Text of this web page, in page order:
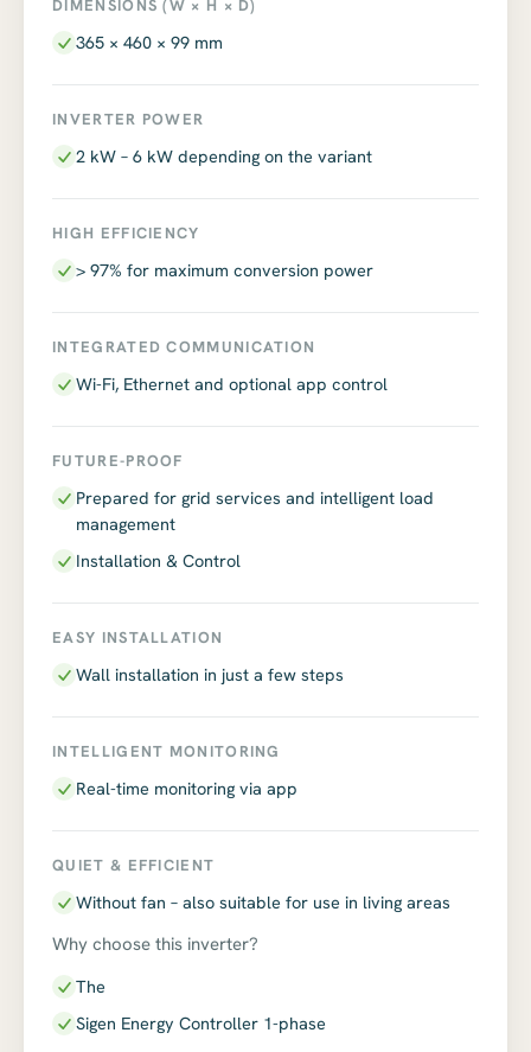
DIMENSIONS (W × H × D)
365 × 460 × 99 mm
INVERTER POWER
2 kW – 6 kW depending on the variant
HIGH EFFICIENCY
> 97% for maximum conversion power
INTEGRATED COMMUNICATION
Wi-Fi, Ethernet and optional app control
FUTURE-PROOF
Prepared for grid services and intelligent load
management
Installation & Control
EASY INSTALLATION
Wall installation in just a few steps
INTELLIGENT MONITORING
Real-time monitoring via app
QUIET & EFFICIENT
Without fan – also suitable for use in living areas
Why choose this inverter?
The
Sigen Energy Controller 1-phase